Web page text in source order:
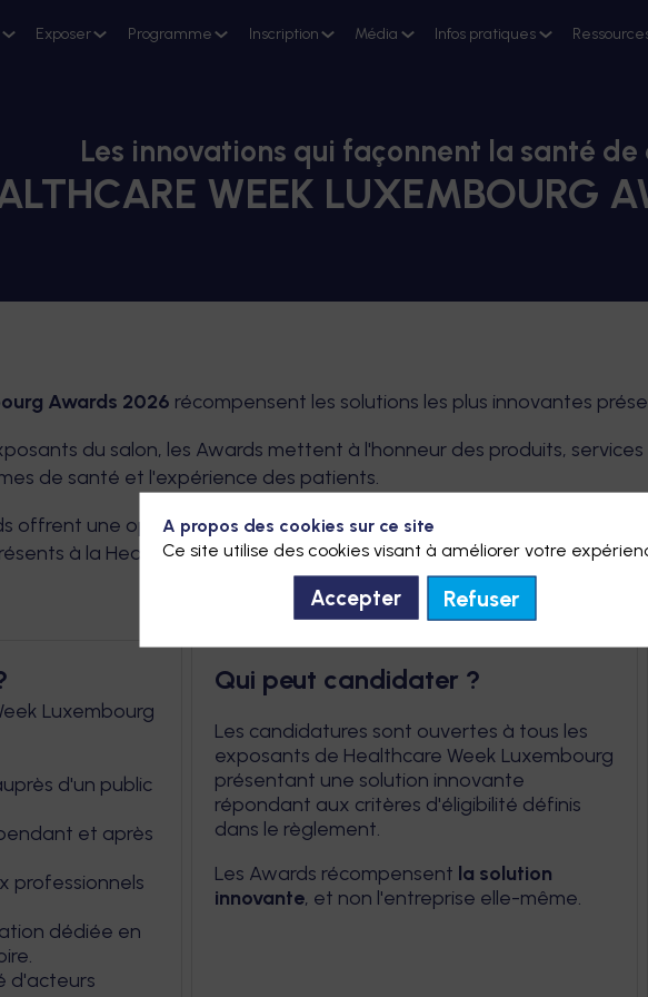
Exposer Programme Inscription Média Infos pratiques
Les innovations qui façonnent la santé
WEEK LUXEMBOURG
Awards 2026 récompensent les solutions les plus innovantes
du salon, les Awards mettent à l'honneur des produits,
de santé et l'expérience des patients.
offrent une opportunité unique de valoriser votre innovation auprès
à la Healthcare Week Luxembourg.
Luxembourg
d'un public
et après
professionnels
dédiée en
d'acteurs
Qui peut candidater ?
Les candidatures sont ouvertes à tous les
exposants de Healthcare Week Luxembourg
présentant une solution innovante
répondant aux critères d'éligibilité définis
dans le règlement.
Les Awards récompensent la solution
innovante, et non l'entreprise elle-même.
A propos des cookies sur ce site
Ce site utilise des cookies visant à améliorer votre
Accepter Refuser